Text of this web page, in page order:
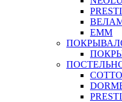
ЕММ